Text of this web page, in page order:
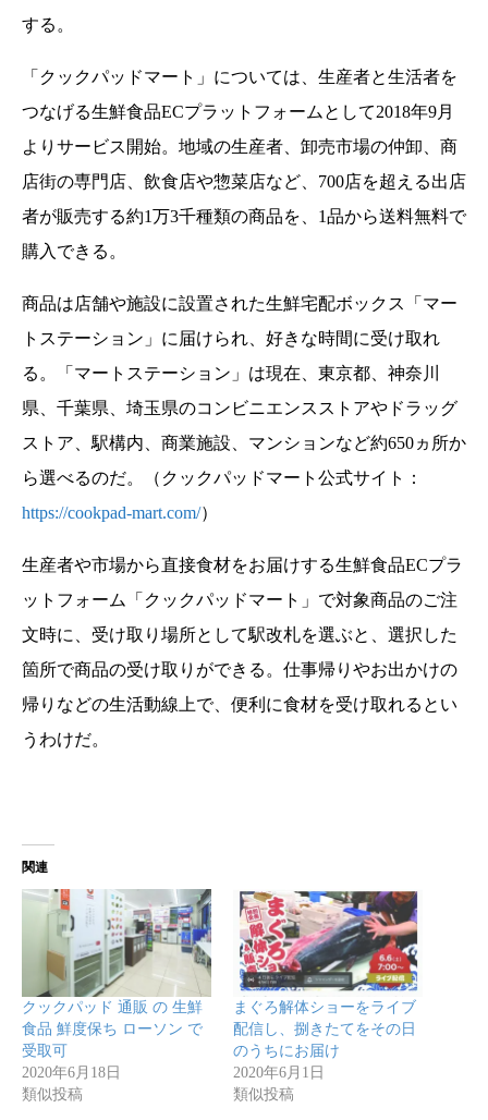
する。
「クックパッドマート」については、生産者と生活者を
つなげる生鮮食品ECプラットフォームとして2018年9月
よりサービス開始。地域の生産者、卸売市場の仲卸、商
店街の専門店、飲食店や惣菜店など、700店を超える出店
者が販売する約1万3千種類の商品を、1品から送料無料で
購入できる。
商品は店舗や施設に設置された生鮮宅配ボックス「マー
トステーション」に届けられ、好きな時間に受け取れ
る。「マートステーション」は現在、東京都、神奈川
県、千葉県、埼玉県のコンビニエンスストアやドラッグ
ストア、駅構内、商業施設、マンションなど約650ヵ所か
ら選べるのだ。（クックパッドマート公式サイト：
https://cookpad-mart.com/）
生産者や市場から直接食材をお届けする生鮮食品ECプラ
ットフォーム「クックパッドマート」で対象商品のご注
文時に、受け取り場所として駅改札を選ぶと、選択した
箇所で商品の受け取りができる。仕事帰りやお出かけの
帰りなどの生活動線上で、便利に食材を受け取れるとい
うわけだ。
関連
クックパッド 通販 の 生鮮
食品 鮮度保ち ローソン で
受取可
2020年6月18日
類似投稿
まぐろ解体ショーをライブ
配信し、捌きたてをその日
のうちにお届け
2020年6月1日
類似投稿